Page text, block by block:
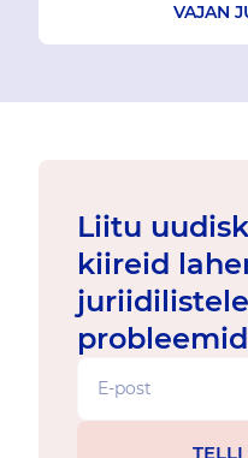
VAJAN
Liitu
kiireid
juriidilistele